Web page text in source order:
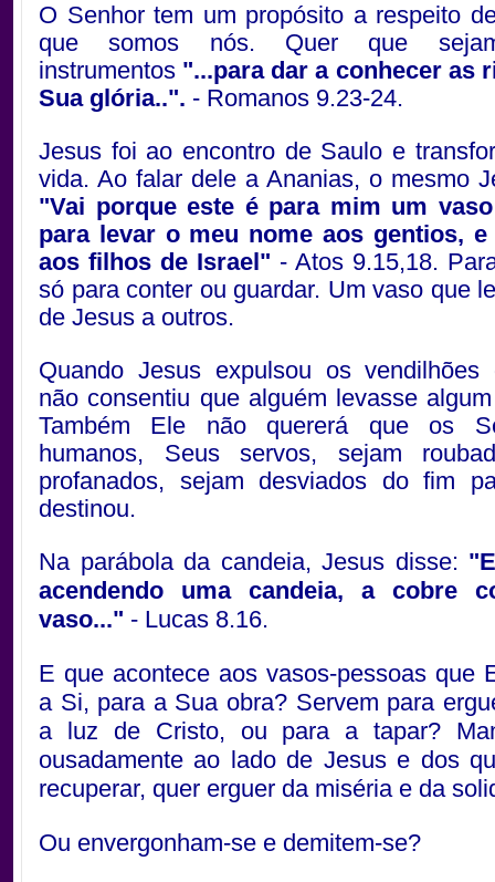
O Senhor tem um propósito a respeito
que somos nós. Quer que
instrumentos "...para dar a conhecer as
Sua glória..". - Romanos 9.23-24.
Jesus foi ao encontro de Saulo e
vida. Ao falar dele a Ananias, o mesmo
"Vai porque este é para mim um
para levar o meu nome aos gentios,
aos filhos de Israel" - Atos 9.15,18.
só para conter ou guardar. Um vaso que
de Jesus a outros.
Quando Jesus expulsou os vendilhões
não consentiu que alguém levasse
Também Ele não quererá que os
humanos, Seus servos, sejam
profanados, sejam desviados do fim
destinou.
Na parábola da candeia, Jesus disse:
acendendo uma candeia, a cobre
vaso..." - Lucas 8.16.
E que acontece aos vasos-pessoas que
a Si, para a Sua obra? Servem para
a luz de Cristo, ou para a tapar?
ousadamente ao lado de Jesus e dos
recuperar, quer erguer da miséria e da
Ou envergonham-se e demitem-se?